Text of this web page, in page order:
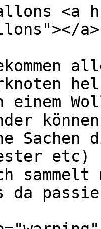
<a
a>
einem
Sachen
etc)
da